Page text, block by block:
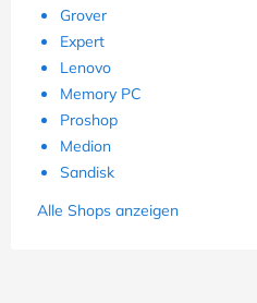
Grover
Expert
Lenovo
Memory PC
Proshop
Medion
Sandisk
Alle Shops anzeigen